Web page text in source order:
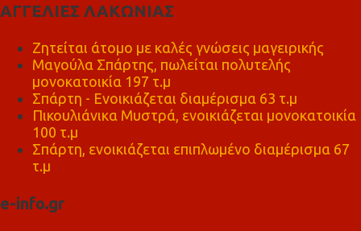
ΑΓΓΕΛΙΕΣ ΛΑΚΩΝΙΑΣ
Ζητείται άτομο με καλές γνώσεις μαγειρικής
Μαγούλα Σπάρτης, πωλείται πολυτελής
μονοκατοικία 197 τ.μ
Σπάρτη - Ενοικιάζεται διαμέρισμα 63 τ.μ
Πικουλιάνικα Μυστρά, ενοικιάζεται μονοκατοικία
100 τ.μ
Σπάρτη, ενοικιάζεται επιπλωμένο διαμέρισμα 67
τ.μ
e-info.gr